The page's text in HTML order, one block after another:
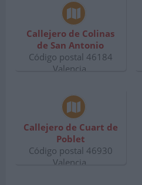
Callejero de Colinas
de San Antonio
Código postal 46184
Valencia.
Callejero de Cuart de
Poblet
Código postal 46930
Valencia.